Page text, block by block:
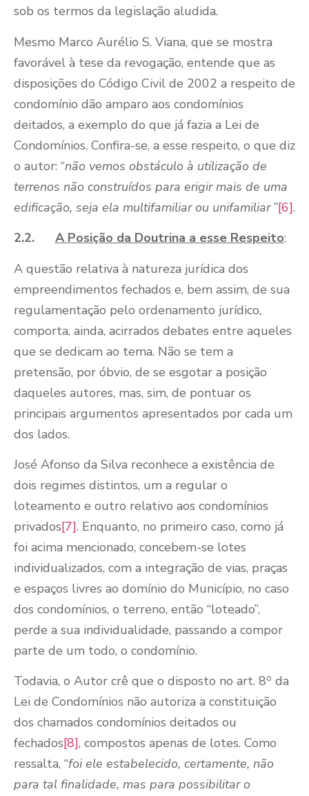
sob os termos da legislação aludida.
Mesmo Marco Aurélio S. Viana, que se mostra
favorável à tese da revogação, entende que as
disposições do Código Civil de 2002 a respeito de
condomínio dão amparo aos condomínios
deitados, a exemplo do que já fazia a Lei de
Condomínios. Confira-se, a esse respeito, o que diz
o autor: “não vemos obstáculo à utilização de
terrenos não construídos para erigir mais de uma
edificação, seja ela multifamiliar ou unifamiliar”[6].
2.2. A Posição da Doutrina a esse Respeito:
A questão relativa à natureza jurídica dos
empreendimentos fechados e, bem assim, de sua
regulamentação pelo ordenamento jurídico,
comporta, ainda, acirrados debates entre aqueles
que se dedicam ao tema. Não se tem a
pretensão, por óbvio, de se esgotar a posição
daqueles autores, mas, sim, de pontuar os
principais argumentos apresentados por cada um
dos lados.
José Afonso da Silva reconhece a existência de
dois regimes distintos, um a regular o
loteamento e outro relativo aos condomínios
privados[7]. Enquanto, no primeiro caso, como já
foi acima mencionado, concebem-se lotes
individualizados, com a integração de vias, praças
e espaços livres ao domínio do Município, no caso
dos condomínios, o terreno, então “loteado”,
perde a sua individualidade, passando a compor
parte de um todo, o condomínio.
Todavia, o Autor crê que o disposto no art. 8o da
Lei de Condomínios não autoriza a constituição
dos chamados condomínios deitados ou
fechados[8], compostos apenas de lotes. Como
ressalta, “foi ele estabelecido, certamente, não
para tal finalidade, mas para possibilitar o